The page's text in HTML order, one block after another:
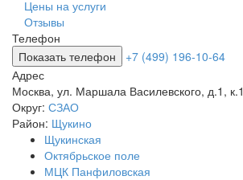
Цены на услуги
Отзывы
Телефон
Показать телефон
+7 (499) 196-10-64
Адрес
Москва, ул. Маршала Василевского, д.1, к.1
Округ: СЗАО
Район: Щукино
Щукинская
Октябрьское поле
МЦК Панфиловская